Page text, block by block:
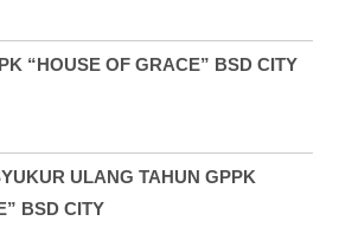
“HOUSE OF GRACE” BSD CITY
ULANG TAHUN GPPK
BSD CITY